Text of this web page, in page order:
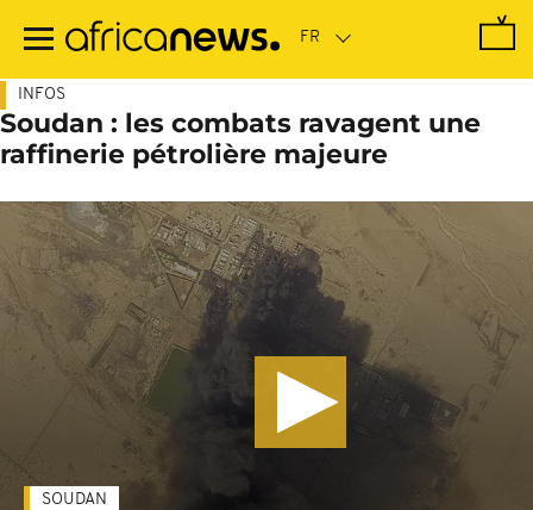
contenu
INFOS
Soudan : les combats ravagent une
raffinerie pétrolière majeure
SOUDAN